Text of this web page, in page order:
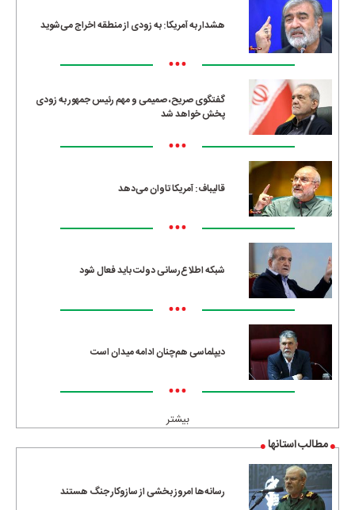
هشدار به آمریکا: به زودی از منطقه اخراج می‌شوید
•••
گفتگوی صریح، صمیمی و مهم رئیس جمهور به زودی
پخش خواهد شد
•••
قالیباف: آمریکا تاوان می‌دهد
•••
شبکه اطلاع‌رسانی دولت باید فعال شود
•••
دیپلماسی هم‌چنان ادامه میدان است
•••
بیشتر
مطالب استانها
رسانه‌ها امروز بخشی از سازوکار جنگ هستند